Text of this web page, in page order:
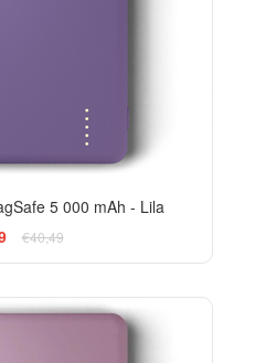
5 000 mAh - Lila
€40,49